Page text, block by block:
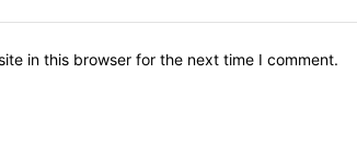
in this browser for the next time I comment.